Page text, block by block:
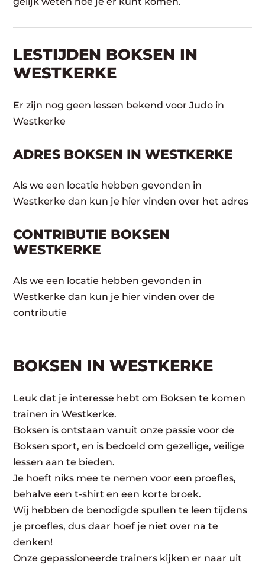
LESTIJDEN BOKSEN IN
WESTKERKE
Er zijn nog geen lessen bekend voor Judo in
Westkerke
ADRES BOKSEN IN WESTKERKE
Als we een locatie hebben gevonden in
Westkerke dan kun je hier vinden over het adres
CONTRIBUTIE BOKSEN
WESTKERKE
Als we een locatie hebben gevonden in
Westkerke dan kun je hier vinden over de
contributie
BOKSEN IN WESTKERKE
Leuk dat je interesse hebt om Boksen te komen
trainen in Westkerke.
Boksen is ontstaan vanuit onze passie voor de
Boksen sport, en is bedoeld om gezellige, veilige
lessen aan te bieden.
Je hoeft niks mee te nemen voor een proefles,
behalve een t-shirt en een korte broek.
Wij hebben de benodigde spullen te leen tijdens
je proefles, dus daar hoef je niet over na te
denken!
Onze gepassioneerde trainers kijken er naar uit